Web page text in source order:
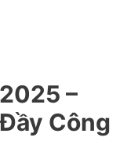
–
Công